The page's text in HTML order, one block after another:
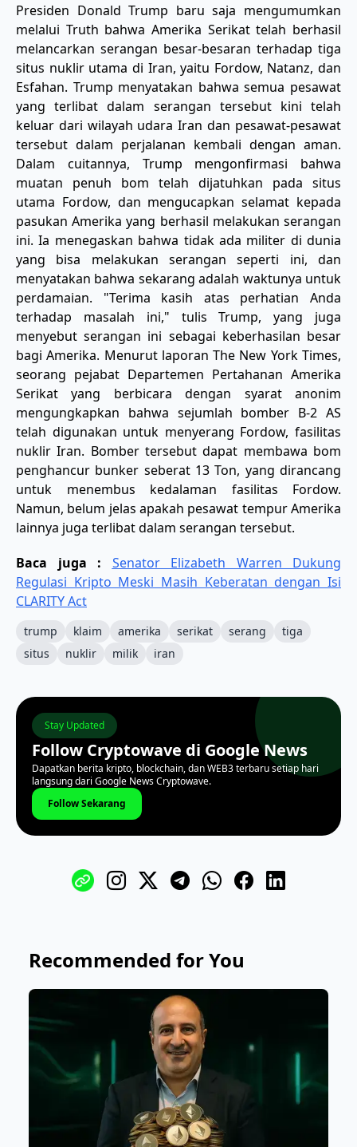
Presiden Donald Trump baru saja mengumumkan
melalui Truth bahwa Amerika Serikat telah berhasil
melancarkan serangan besar-besaran terhadap tiga
situs nuklir utama di Iran, yaitu Fordow, Natanz, dan
Esfahan. Trump menyatakan bahwa semua pesawat
yang terlibat dalam serangan tersebut kini telah
keluar dari wilayah udara Iran dan pesawat-pesawat
tersebut dalam perjalanan kembali dengan aman.
Dalam cuitannya, Trump mengonfirmasi bahwa
muatan penuh bom telah dijatuhkan pada situs
utama Fordow, dan mengucapkan selamat kepada
pasukan Amerika yang berhasil melakukan serangan
ini. Ia menegaskan bahwa tidak ada militer di dunia
yang bisa melakukan serangan seperti ini, dan
menyatakan bahwa sekarang adalah waktunya untuk
perdamaian. "Terima kasih atas perhatian Anda
terhadap masalah ini," tulis Trump, yang juga
menyebut serangan ini sebagai keberhasilan besar
bagi Amerika. Menurut laporan The New York Times,
seorang pejabat Departemen Pertahanan Amerika
Serikat yang berbicara dengan syarat anonim
mengungkapkan bahwa sejumlah bomber B-2 AS
telah digunakan untuk menyerang Fordow, fasilitas
nuklir Iran. Bomber tersebut dapat membawa bom
penghancur bunker seberat 13 Ton, yang dirancang
untuk menembus kedalaman fasilitas Fordow.
Namun, belum jelas apakah pesawat tempur Amerika
lainnya juga terlibat dalam serangan tersebut.
Baca juga : Senator Elizabeth Warren Dukung
Regulasi Kripto Meski Masih Keberatan dengan Isi
CLARITY Act
trump klaim amerika serikat serang
tiga
situs
nuklir milik iran
Stay Updated
Follow Cryptowave di Google News
Dapatkan berita kripto, blockchain, dan WEB3 terbaru setiap hari
langsung dari Google News Cryptowave.
Follow Sekarang
Recommended for You